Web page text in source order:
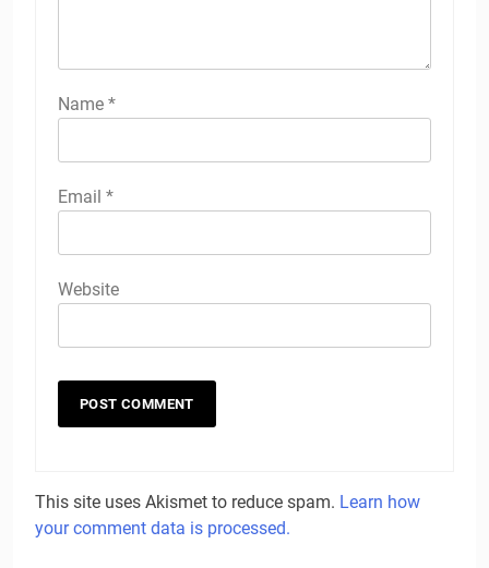
Name *
Email *
Website
This site uses Akismet to reduce spam. Learn how
your comment data is processed.